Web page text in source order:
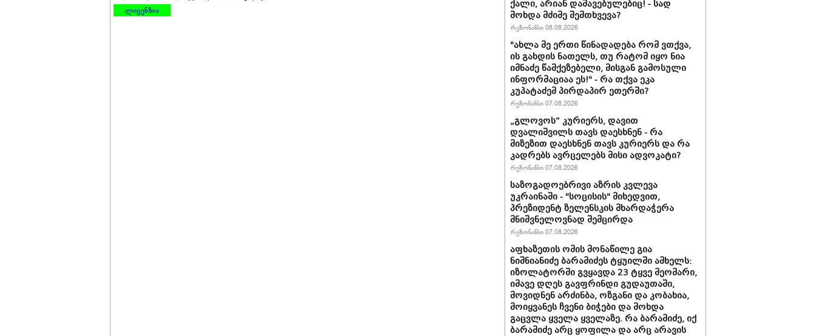
ლიცენზია
ქალი, არიან დაშავებულებიც! - სად
მოხდა მძიმე შემთხვევა?
რეზონანსი 08.08.2026
"ახლა მე ერთი წინადადება რომ ვთქვა,
ის გახდის ნათელს, თუ რატომ იყო ნია
იმნაძე წამქეზებელი, მისგან გამოსული
ინფორმაციაა ეს!" - რა თქვა ეკა
კუპატაძემ პირდაპირ ეთერში?
რეზონანსი 07.08.2026
„გლოვოს“ კურიერს, დავით
დვალიშვილს თავს დაესხნენ - რა
მიზეზით დაესხნენ თავს კურიერს და რა
კადრებს ავრცელებს მისი ადვოკატი?
რეზონანსი 07.08.2026
საზოგადოებრივი აზრის კვლევა
უკრაინაში - "სოცისის" მიხედვით,
პრეზიდენტ ზელენსკის მხარდაჭერა
მნიშვნელოვნად შემცირდა
რეზონანსი 07.08.2026
აფხაზეთის ომის მონაწილე გია
ნიშნიანიძე ბარამიძეს ტყუილში ამხელს:
იზოლატორში გვყავდა 23 ტყვე მეომარი,
იმავე დღეს გავფრინდი გუდაუთაში,
მოვიდნენ არძინბა, ოზგანი და კობახია,
მოიყვანეს ჩვენი ბიჭები და მოხდა
გაცვლა ყველა ყველაზე. რა ბარამიძე, იქ
ბარამიძე არც ყოფილა და არც არავის